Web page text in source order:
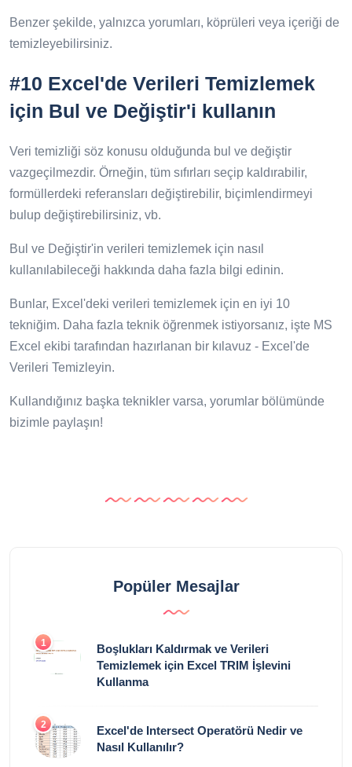
Benzer şekilde, yalnızca yorumları, köprüleri veya içeriği de
temizleyebilirsiniz.
#10 Excel'de Verileri Temizlemek
için Bul ve Değiştir'i kullanın
Veri temizliği söz konusu olduğunda bul ve değiştir
vazgeçilmezdir. Örneğin, tüm sıfırları seçip kaldırabilir,
formüllerdeki referansları değiştirebilir, biçimlendirmeyi
bulup değiştirebilirsiniz, vb.
Bul ve Değiştir'in verileri temizlemek için nasıl
kullanılabileceği hakkında daha fazla bilgi edinin.
Bunlar, Excel'deki verileri temizlemek için en iyi 10
tekniğim. Daha fazla teknik öğrenmek istiyorsanız, işte MS
Excel ekibi tarafından hazırlanan bir kılavuz - Excel'de
Verileri Temizleyin.
Kullandığınız başka teknikler varsa, yorumlar bölümünde
bizimle paylaşın!
Popüler Mesajlar
1
Boşlukları Kaldırmak ve Verileri
Temizlemek için Excel TRIM İşlevini
Kullanma
2
Excel'de Intersect Operatörü Nedir ve
Nasıl Kullanılır?